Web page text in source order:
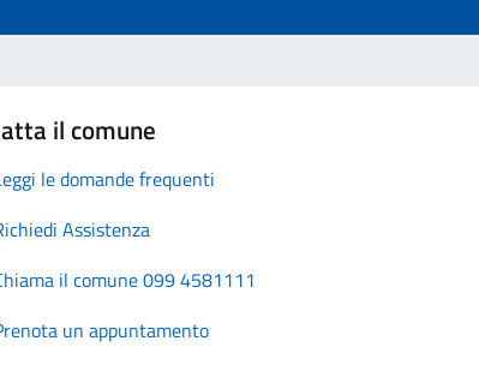
il comune
le domande frequenti
Assistenza
il comune 099 4581111
un appuntamento